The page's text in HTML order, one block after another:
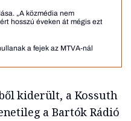
„A közmédia nem
hosszú éveken át mégis ezt
a fejek az MTVA-nál
kiderült, a Kossuth
a Bartók Rádió